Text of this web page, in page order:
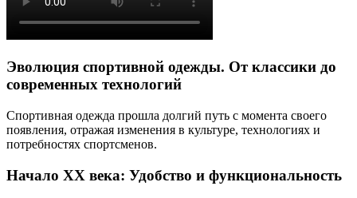
Эволюция спортивной одежды. От классики до
современных технологий
Спортивная одежда прошла долгий путь с момента своего
появления, отражая изменения в культуре, технологиях и
потребностях спортсменов.
Начало XX века: Удобство и функциональность